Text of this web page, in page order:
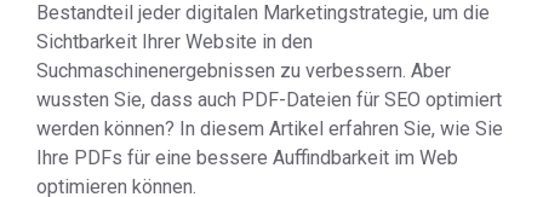
Bestandteil jeder digitalen Marketingstrategie, um die
Sichtbarkeit Ihrer Website in den
Suchmaschinenergebnissen zu verbessern. Aber
wussten Sie, dass auch PDF-Dateien für SEO optimiert
werden können? In diesem Artikel erfahren Sie, wie Sie
Ihre PDFs für eine bessere Auffindbarkeit im Web
optimieren können.